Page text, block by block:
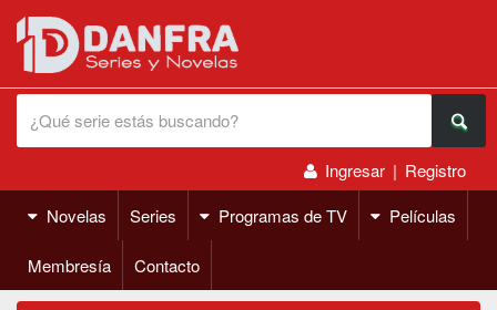
Ingresar | Registro
Novelas
Series Programas de TV Películas
Membresía Contacto